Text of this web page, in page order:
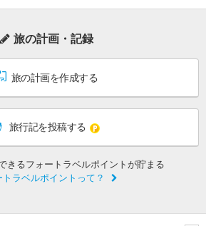
旅の計画・記録
旅の計画を作成する
旅行記を投稿する
きるフォートラベルポイントが貯まる
トラベルポイントって？